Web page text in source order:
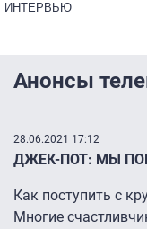
ИНТЕРВЬЮ
Анонсы
28.06.2021 17:12
ДЖЕК-ПОТ: МЫ
Как поступить с
Многие